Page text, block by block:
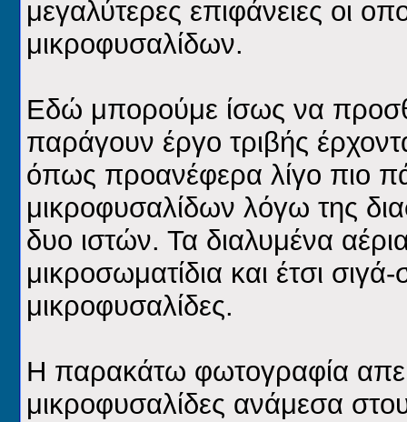
μεγαλύτερες επιφάνειες οι
μικροφυσαλίδων.
Εδώ μπορούμε ίσως να
παράγουν έργο τριβής
όπως προανέφερα λίγο πιο
μικροφυσαλίδων λόγω της
δυο ιστών. Τα διαλυμένα
μικροσωματίδια και έτσι
μικροφυσαλίδες.
Η παρακάτω φωτογραφία
μικροφυσαλίδες ανάμεσα